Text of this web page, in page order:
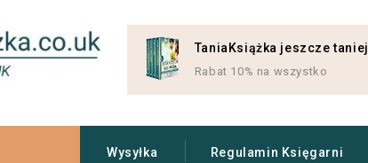
TaniaKsiążka jeszcze taniej
Rabat 10% na wszystko
Wysyłka Regulamin Księgarni